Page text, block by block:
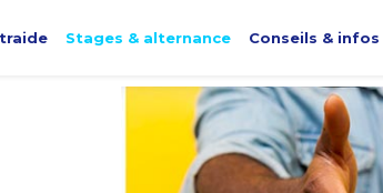
Stages & alternance Conseils & infos